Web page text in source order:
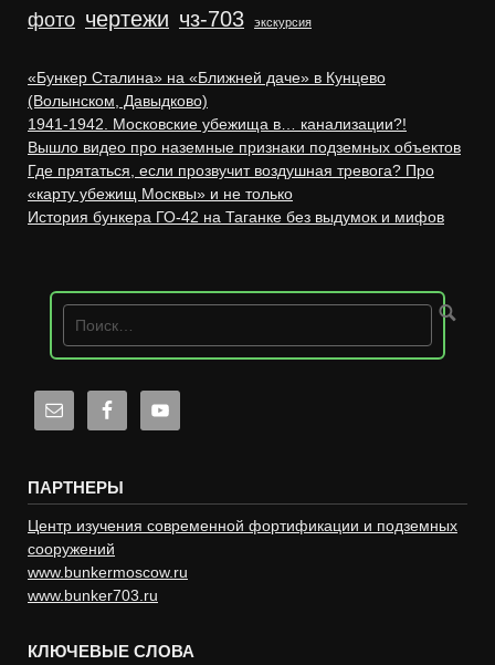
фото чертежи чз-703 экскурсия
«Бункер Сталина» на «Ближней даче» в Кунцево
(Волынском, Давыдково)
1941-1942. Московские убежища в… канализации?!
Вышло видео про наземные признаки подземных объектов
Где прятаться, если прозвучит воздушная тревога? Про
«карту убежищ Москвы» и не только
История бункера ГО-42 на Таганке без выдумок и мифов
ПАРТНЕРЫ
Центр изучения современной фортификации и подземных
сооружений
www.bunkermoscow.ru
www.bunker703.ru
КЛЮЧЕВЫЕ СЛОВА